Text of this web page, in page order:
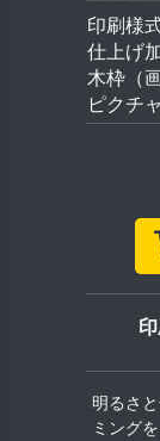
印刷様
仕上げ
木枠（
ピクチ
明るさ
ミング